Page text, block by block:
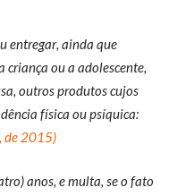
entregar, ainda que
ou a adolescente,
outros produtos cujos
física ou psíquica:
de 2015)
anos, e multa, se o fato